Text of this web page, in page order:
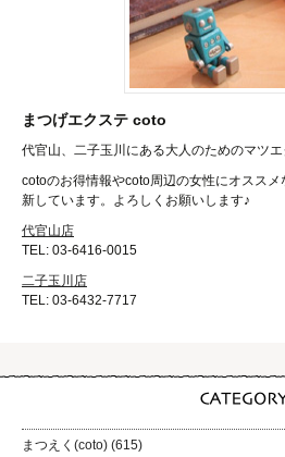
まつげエクステ coto
代官山、二子玉川にある大人のためのマツエ
cotoのお得情報やcoto周辺の女性にオスス
新しています。よろしくお願いします♪
代官山店
TEL: 03-6416-0015
二子玉川店
TEL: 03-6432-7717
まつえく(coto) (615)